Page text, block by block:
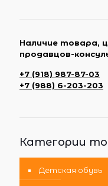
Наличие товара,
продавцов-
+7 (918) 987-87-03
+7 (988) 6-203-203
Категории
Детская обувь